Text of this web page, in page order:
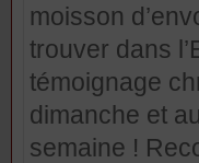
moisson
trouver dans
témoignage
dimanche et
semaine !